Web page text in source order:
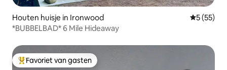
Houten huisje in Ironwood
5 (55)
*BUBBELBAD* 6 Mile Hideaway
Topfavoriet van gasten
Favoriet van gasten